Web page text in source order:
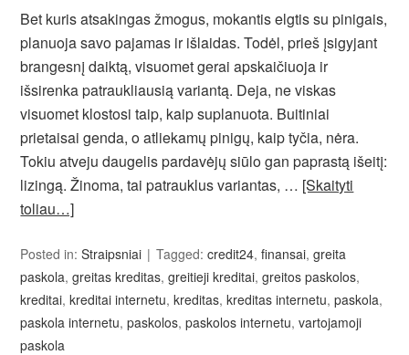
Bet kuris atsakingas žmogus, mokantis elgtis su pinigais,
planuoja savo pajamas ir išlaidas. Todėl, prieš įsigyjant
brangesnį daiktą, visuomet gerai apskaičiuoja ir
išsirenka patraukliausią variantą. Deja, ne viskas
visuomet klostosi taip, kaip suplanuota. Buitiniai
prietaisai genda, o atliekamų pinigų, kaip tyčia, nėra.
Tokiu atveju daugelis pardavėjų siūlo gan paprastą išeitį:
lizingą. Žinoma, tai patrauklus variantas, … [Skaityti
toliau…]
Posted in:Straipsniai Tagged:credit24,finansai,greita
paskola,greitas kreditas,greitieji kreditai,greitos paskolos,
kreditai,kreditai internetu,kreditas,kreditas internetu,paskola,
paskola internetu,paskolos,paskolos internetu,vartojamoji
paskola